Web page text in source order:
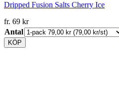
Dripped Fusion Salts Cherry Ice
fr. 69 kr
Antal
KÖP